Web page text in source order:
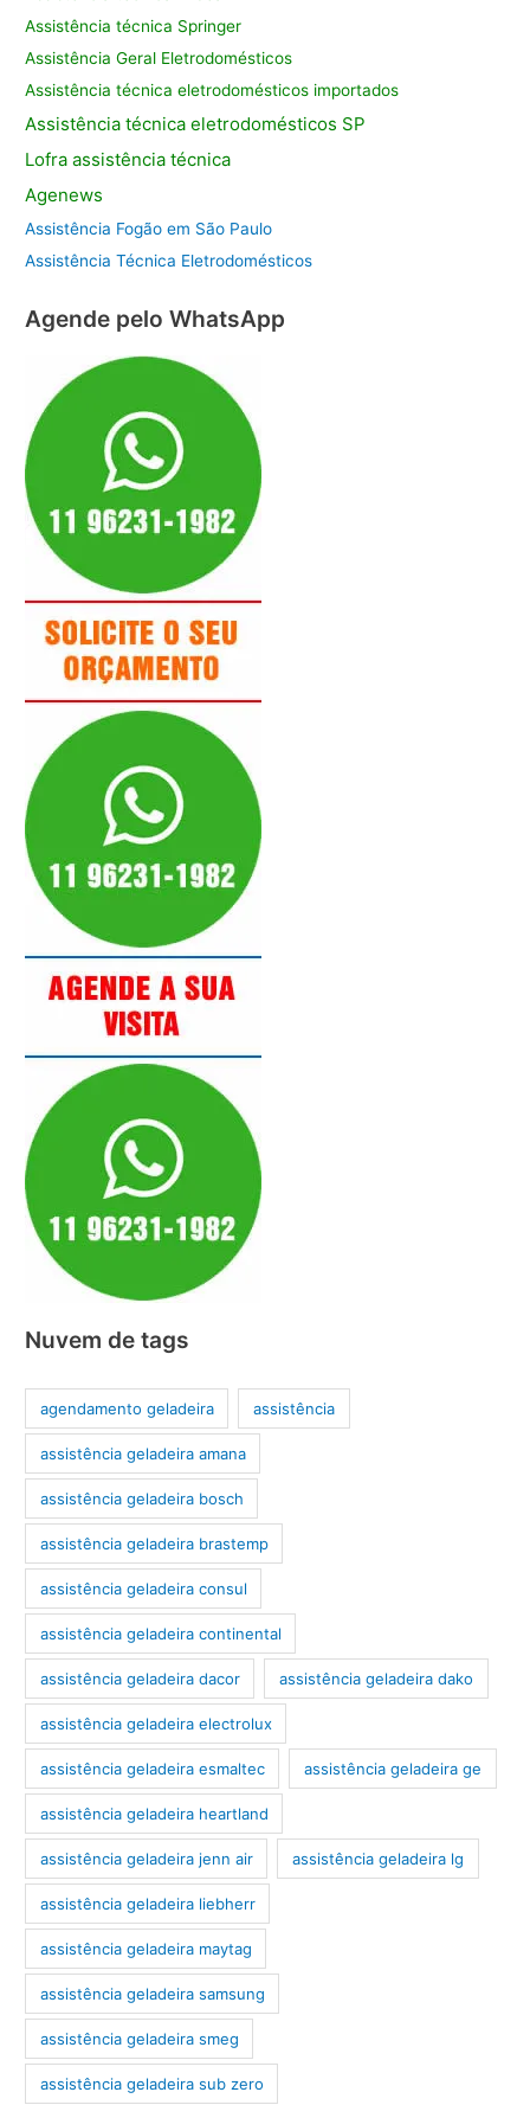
Assistência técnica Springer
Assistência Geral Eletrodomésticos
Assistência técnica eletrodomésticos importados
Assistência técnica eletrodomésticos SP
Lofra assistênciatécnica
Agenews
Assistência Fogão em São Paulo
Assistência Técnica Eletrodomésticos
Agende pelo WhatsApp
Nuvem de tags
agendamento geladeira assistência
assistência geladeira amana
assistência geladeira bosch
assistência geladeira brastemp
assistência geladeira consul
assistência geladeira continental
assistência geladeira dacor assistência geladeira dako
assistência geladeira electrolux
assistência geladeira esmaltec assistência geladeira ge
assistência geladeira heartland
assistência geladeira jenn air assistência geladeira lg
assistência geladeira liebherr
assistência geladeira maytag
assistência geladeira samsung
assistência geladeira smeg
assistência geladeira sub zero